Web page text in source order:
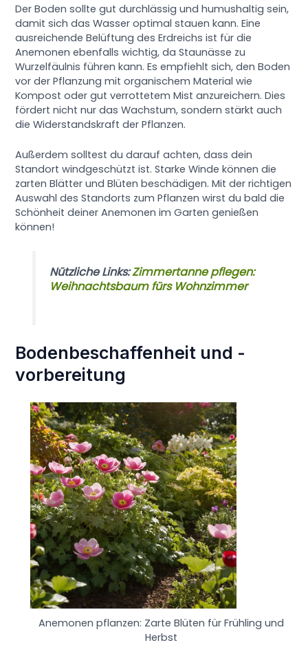
Der Boden sollte gut durchlässig und humushaltig sein,
damit sich das Wasser optimal stauen kann. Eine
ausreichende Belüftung des Erdreichs ist für die
Anemonen ebenfalls wichtig, da Staunässe zu
Wurzelfäulnis führen kann. Es empfiehlt sich, den Boden
vor der Pflanzung mit organischem Material wie
Kompost oder gut verrottetem Mist anzureichern. Dies
fördert nicht nur das Wachstum, sondern stärkt auch
die Widerstandskraft der Pflanzen.
Außerdem solltest du darauf achten, dass dein
Standort windgeschützt ist. Starke Winde können die
zarten Blätter und Blüten beschädigen. Mit der richtigen
Auswahl des Standorts zum Pflanzen wirst du bald die
Schönheit deiner Anemonen im Garten genießen
können!
Nützliche Links:Zimmertanne pflegen:
Weihnachtsbaum fürs Wohnzimmer
Bodenbeschaffenheit und -
vorbereitung
Anemonen pflanzen: Zarte Blüten für Frühling und
Herbst